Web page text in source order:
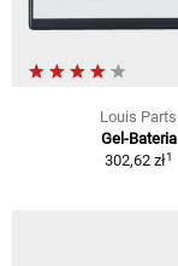
Louis Parts
Gel-Bateria
302,62 zł1